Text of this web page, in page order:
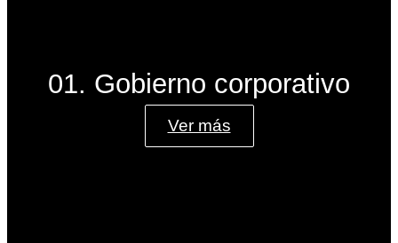
01. Gobierno corporativo
Ver más